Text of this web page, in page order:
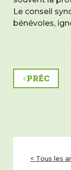
Le conseil
bénévoles,
PRÉC
< Tous les